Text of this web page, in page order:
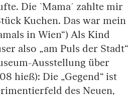
Die `Mama´ zahlte mir
Kuchen. Das war mein
in Wien“) Als Kind
also „am Puls der Stadt“
Ausstellung über
hieß): Die „Gegend“ ist
des Neuen,